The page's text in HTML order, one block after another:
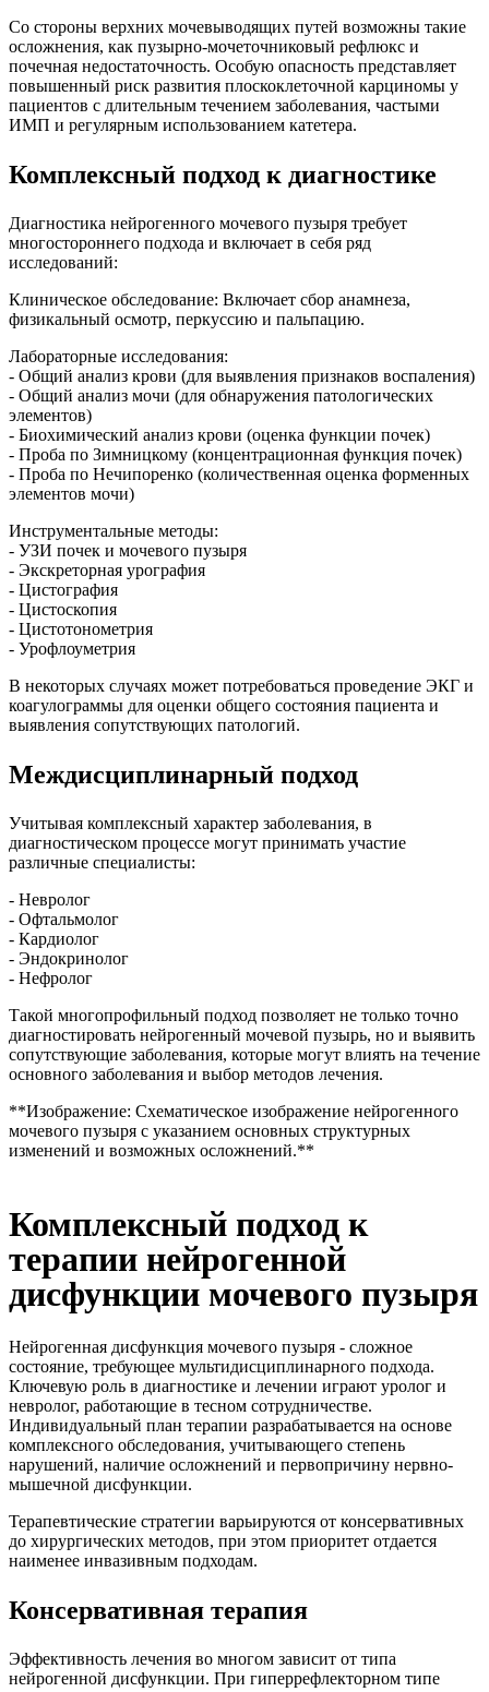
Со стороны верхних мочевыводящих путей возможны такие
осложнения, как пузырно-мочеточниковый рефлюкс и
почечная недостаточность. Особую опасность представляет
повышенный риск развития плоскоклеточной карциномы у
пациентов с длительным течением заболевания, частыми
ИМП и регулярным использованием катетера.
Комплексный подход к диагностике
Диагностика нейрогенного мочевого пузыря требует
многостороннего подхода и включает в себя ряд
исследований:
Клиническое обследование: Включает сбор анамнеза,
физикальный осмотр, перкуссию и пальпацию.
Лабораторные исследования:
- Общий анализ крови (для выявления признаков воспаления)
- Общий анализ мочи (для обнаружения патологических
элементов)
- Биохимический анализ крови (оценка функции почек)
- Проба по Зимницкому (концентрационная функция почек)
- Проба по Нечипоренко (количественная оценка форменных
элементов мочи)
Инструментальные методы:
- УЗИ почек и мочевого пузыря
- Экскреторная урография
- Цистография
- Цистоскопия
- Цистотонометрия
- Урофлоуметрия
В некоторых случаях может потребоваться проведение ЭКГ и
коагулограммы для оценки общего состояния пациента и
выявления сопутствующих патологий.
Междисциплинарный подход
Учитывая комплексный характер заболевания, в
диагностическом процессе могут принимать участие
различные специалисты:
- Невролог
- Офтальмолог
- Кардиолог
- Эндокринолог
- Нефролог
Такой многопрофильный подход позволяет не только точно
диагностировать нейрогенный мочевой пузырь, но и выявить
сопутствующие заболевания, которые могут влиять на течение
основного заболевания и выбор методов лечения.
**Изображение: Схематическое изображение нейрогенного
мочевого пузыря с указанием основных структурных
изменений и возможных осложнений.**
Комплексный подход к
терапии нейрогенной
дисфункции мочевого пузыря
Нейрогенная дисфункция мочевого пузыря - сложное
состояние, требующее мультидисциплинарного подхода.
Ключевую роль в диагностике и лечении играют уролог и
невролог, работающие в тесном сотрудничестве.
Индивидуальный план терапии разрабатывается на основе
комплексного обследования, учитывающего степень
нарушений, наличие осложнений и первопричину нервно-
мышечной дисфункции.
Терапевтические стратегии варьируются от консервативных
до хирургических методов, при этом приоритет отдается
наименее инвазивным подходам.
Консервативная терапия
Эффективность лечения во многом зависит от типа
нейрогенной дисфункции. При гиперрефлекторном типе